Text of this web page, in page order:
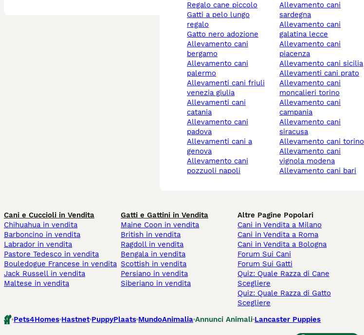
regalo cane piccolo
gatti a pelo lungo
regalo
gatto nero adozione
allevamento cani
bergamo
allevamento cani
palermo
allevamenti cani friuli
venezia giulia
allevamenti cani
catania
allevamento cani
padova
allevamenti cani a
genova
allevamento cani
pozzuoli napoli
allevamento cani
sardegna
allevamento cani
galatina lecce
allevamento cani
piacenza
allevamento cani sicilia
allevamenti cani prato
allevamento cani
moncalieri torino
allevamento cani
campania
allevamento cani
siracusa
allevamento cani torino
allevamento cani
vignola modena
allevamento cani bari
Cani e Cuccioli in Vendita
Chihuahua in vendita
Barboncino in vendita
Labrador in vendita
Pastore Tedesco in vendita
Bouledogue Francese in vendita
Jack Russell in vendita
Maltese in vendita
Gatti e Gattini in Vendita
Maine Coon in vendita
British in vendita
Ragdoll in vendita
Bengala in vendita
Scottish in vendita
Persiano in vendita
Siberiano in vendita
Altre Pagine Popolari
Cani in Vendita a Milano
Cani in Vendita a Roma
Cani in Vendita a Bologna
Forum Sui Cani
Forum Sui Gatti
Quiz: Quale Razza di Cane
Scegliere
Quiz: Quale Razza di Gatto
Scegliere
Pets4Homes Hastnet PuppyPlaats MundoAnimalia Annunci Animali Lancaster Puppies